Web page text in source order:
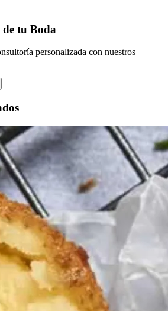
tu Boda
personalizada con nuestros